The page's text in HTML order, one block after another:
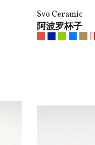
Svo Ceramic
阿波罗杯子